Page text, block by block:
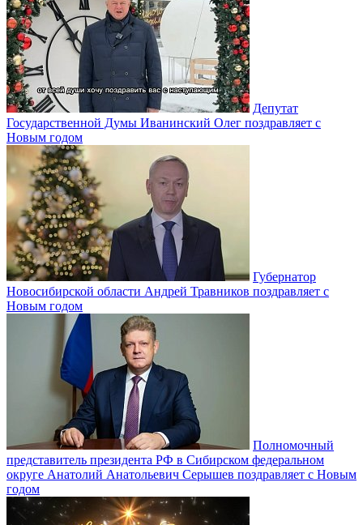
Депутат
Государственной Думы Иванинский Олег поздравляет с
Новым годом
Губернатор
Новосибирской области Андрей Травников поздравляет с
Новым годом
Полномочный
представитель президента РФ в Сибирском федеральном
округе Анатолий Анатольевич Серышев поздравляет с Новым
годом